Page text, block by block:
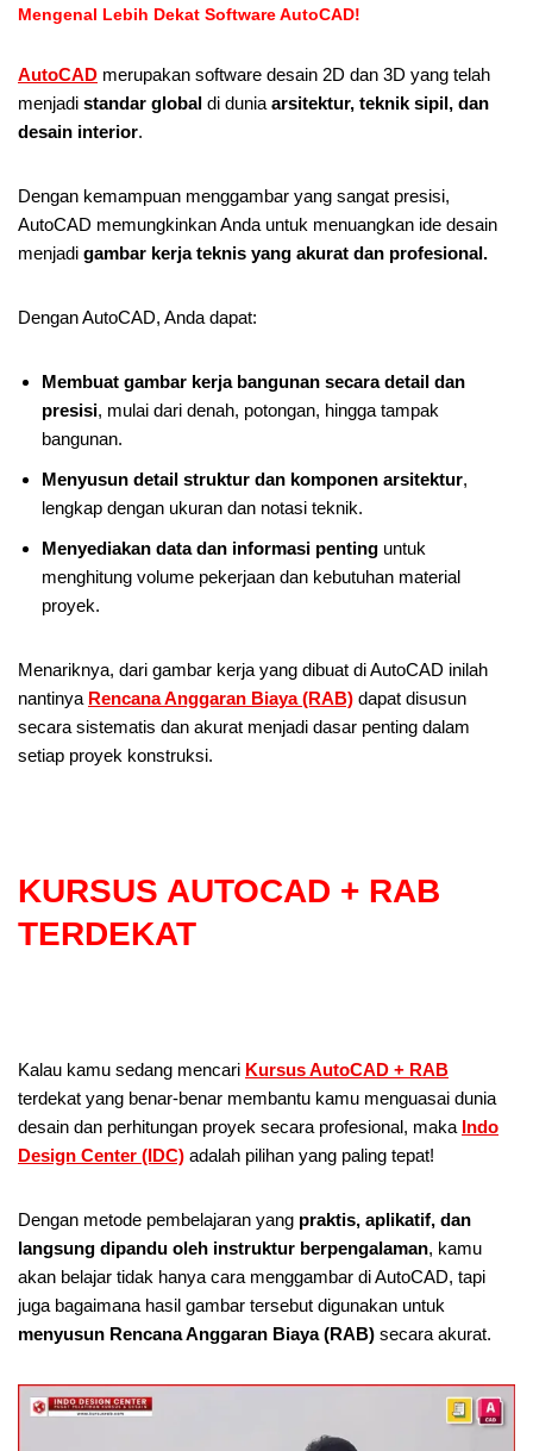
Mengenal Lebih Dekat Software AutoCAD!
AutoCAD merupakan software desain 2D dan 3D yang telah
menjadi standar global di dunia arsitektur, teknik sipil, dan
desain interior.
Dengan kemampuan menggambar yang sangat presisi,
AutoCAD memungkinkan Anda untuk menuangkan ide desain
menjadi gambar kerja teknis yang akurat dan profesional.
Dengan AutoCAD, Anda dapat:
Membuat gambar kerja bangunan secara detail dan
presisi, mulai dari denah, potongan, hingga tampak
bangunan.
Menyusun detail struktur dan komponen arsitektur,
lengkap dengan ukuran dan notasi teknik.
Menyediakan data dan informasi penting untuk
menghitung volume pekerjaan dan kebutuhan material
proyek.
Menariknya, dari gambar kerja yang dibuat di AutoCAD inilah
nantinya Rencana Anggaran Biaya (RAB) dapat disusun
secara sistematis dan akurat menjadi dasar penting dalam
setiap proyek konstruksi.
KURSUS AUTOCAD + RAB
TERDEKAT
Kalau kamu sedang mencari Kursus AutoCAD + RAB
terdekat yang benar-benar membantu kamu menguasai dunia
desain dan perhitungan proyek secara profesional, maka Indo
Design Center (IDC) adalah pilihan yang paling tepat!
Dengan metode pembelajaran yang praktis, aplikatif, dan
langsung dipandu oleh instruktur berpengalaman, kamu
akan belajar tidak hanya cara menggambar di AutoCAD, tapi
juga bagaimana hasil gambar tersebut digunakan untuk
menyusun Rencana Anggaran Biaya (RAB) secara akurat.